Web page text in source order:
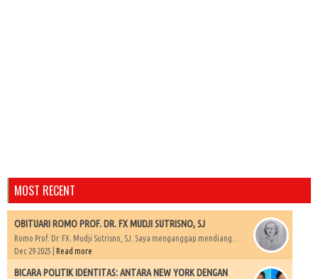
MOST RECENT
OBITUARI ROMO PROF. DR. FX MUDJI SUTRISNO, SJ
Romo Prof. Dr. FX. Mudji Sutrisno, SJ. Saya menganggap mendiang...
Dec 29 2025 | Read more
BICARA POLITIK IDENTITAS: ANTARA NEW YORK DENGAN